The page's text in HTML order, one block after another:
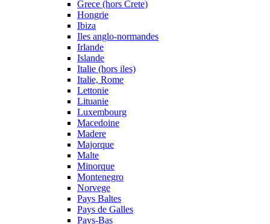
Grece (hors Crete)
Hongrie
Ibiza
Iles anglo-normandes
Irlande
Islande
Italie (hors iles)
Italie, Rome
Lettonie
Lituanie
Luxembourg
Macedoine
Madere
Majorque
Malte
Minorque
Montenegro
Norvege
Pays Baltes
Pays de Galles
Pays-Bas